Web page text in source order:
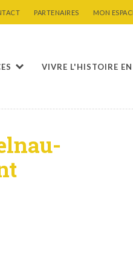
PARTENAIRES MON
VIVRE L'HISTOIRE